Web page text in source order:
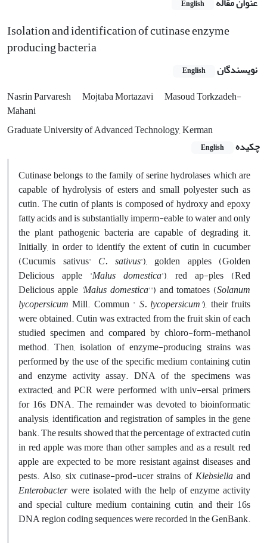
English
Isolation and identification of cutinase enzyme
producing bacteria
نویسندگان English
Nasrin Parvaresh Mojtaba Mortazavi
Masoud Torkzadeh-
Mahani
Graduate University of Advanced Technology, Kerman
چکیده
English
Cutinase belongs to the family of serine hydrolases which are
capable of hydrolysis of esters and small polyester such as
cutin. The cutin of plants is composed of hydroxy and epoxy
fatty acids and is substantially imperm-eable to water and only
the plant pathogenic bacteria are capable of degrading it.
Initially, in order to identify the extent of cutin in cucumber
(Cucumis sativus' C. sativus'), golden apples (Golden
Delicious apple 'Malus domestica'), red ap-ples (Red
Delicious apple 'Malus domestica'') and tomatoes (Solanum
lycopersicum Mill. Commun ' S. lycopersicum'), their fruits
were obtained. Cutin was extracted from the fruit skin of each
studied specimen and compared by chloro-form-methanol
method. Then, isolation of enzyme-producing strains was
performed by the use of the specific medium containing cutin
and enzyme activity assay. DNA of the specimens was
extracted, and PCR were performed with univ-ersal primers
for 16s DNA. The remainder was devoted to bioinformatic
analysis, identification and registration of samples in the gene
bank. The results showed that the percentage of extracted cutin
in red apple was more than other samples and as a result, red
apple are expected to be more resistant against diseases and
pests. Also, six cutinase-prod-ucer strains ofKlebsiella and
Enterobacterwere isolated with the help of enzyme activity
and special culture medium containing cutin, and their 16s
DNA region coding sequences were recorded in the GenBank.